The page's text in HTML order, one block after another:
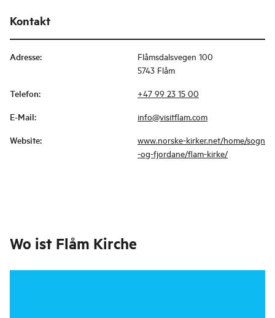
Kontakt
Adresse:
Flåmsdalsvegen 100
5743 Flåm
Telefon: +47 99 23 15 00
E-Mail: info@visitflam.com
Website:
www.norske-kirker.net/home/sogn
-og-fjordane/flam-kirke/
Wo ist Flåm Kirche